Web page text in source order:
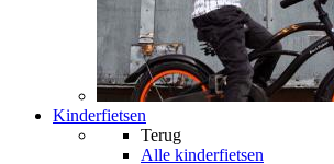
Kinderfietsen
Terug
Alle kinderfietsen